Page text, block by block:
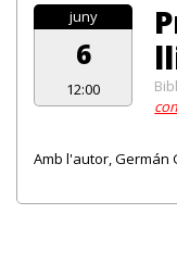
juny
6
12:00
Amb l'autor, Germán